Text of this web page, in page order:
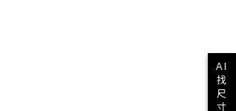
AI
找
尺
寸